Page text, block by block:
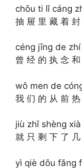
chōu ti lǐ cáng
抽 屉 里 藏 着
céng jīng de
曾 经 的 执 念
wǒ men de
我 们 的 从 前
jiù zhǐ shèng
就 只 剩 下 了
yì qiè dōu fǎng